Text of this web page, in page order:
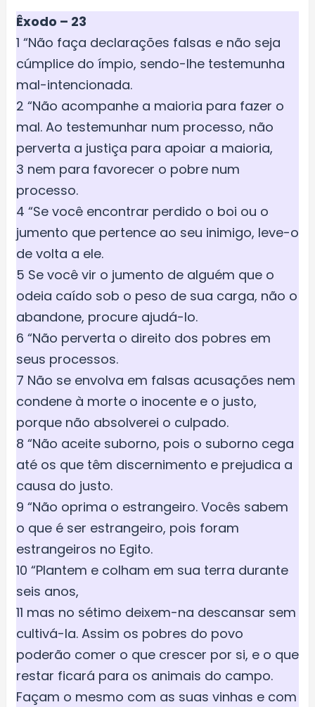
Êxodo – 23
1 “Não faça declarações falsas e não seja
cúmplice do ímpio, sendo-lhe testemunha
mal-intencionada.
2 “Não acompanhe a maioria para fazer o
mal. Ao testemunhar num processo, não
perverta a justiça para apoiar a maioria,
3 nem para favorecer o pobre num
processo.
4 “Se você encontrar perdido o boi ou o
jumento que pertence ao seu inimigo, leve-o
de volta a ele.
5 Se você vir o jumento de alguém que o
odeia caído sob o peso de sua carga, não o
abandone, procure ajudá-lo.
6 “Não perverta o direito dos pobres em
seus processos.
7 Não se envolva em falsas acusações nem
condene à morte o inocente e o justo,
porque não absolverei o culpado.
8 “Não aceite suborno, pois o suborno cega
até os que têm discernimento e prejudica a
causa do justo.
9 “Não oprima o estrangeiro. Vocês sabem
o que é ser estrangeiro, pois foram
estrangeiros no Egito.
10 “Plantem e colham em sua terra durante
seis anos,
11 mas no sétimo deixem-na descansar sem
cultivá-la. Assim os pobres do povo
poderão comer o que crescer por si, e o que
restar ficará para os animais do campo.
Façam o mesmo com as suas vinhas e com